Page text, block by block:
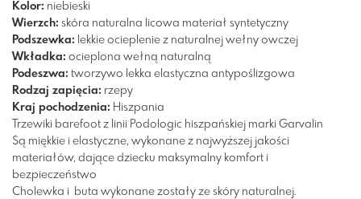
Kolor: niebieski
Wierzch: skóra naturalna licowa materiał syntetyczny
Podszewka: lekkie ocieplenie z naturalnej wełny owczej
Wkładka: ocieplona wełną naturalną
Podeszwa: tworzywo lekka elastyczna antypoślizgowa
Rodzaj zapięcia: rzepy
Kraj pochodzenia: Hiszpania
Trzewiki barefoot z linii Podologic hiszpańskiej marki Garvalin
Są miękkie i elastyczne, wykonane z najwyższej jakości
materiałów, dające dziecku maksymalny komfort i
bezpieczeństwo
Cholewka i buta wykonane zostały ze skóry naturalnej.